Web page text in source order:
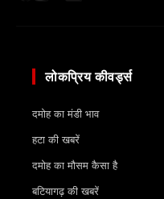
लोकप्रिय कीवर्ड्स
दमोह का मंडी भाव
हटा की खबरें
दमोह का मौसम कैसा है
बटियागढ़ की खबरें